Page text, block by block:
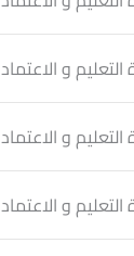
و الاعتماد
و الاعتماد
و الاعتماد